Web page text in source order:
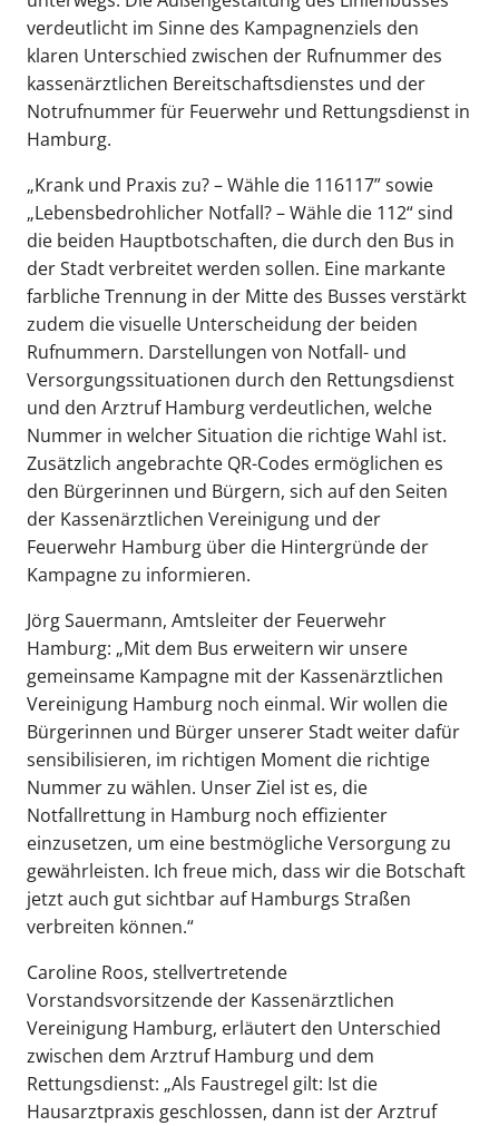
verdeutlicht im Sinne des Kampagnenziels den
klaren Unterschied zwischen der Rufnummer des
kassenärztlichen Bereitschaftsdienstes und der
Notrufnummer für Feuerwehr und Rettungsdienst in
Hamburg.
„Krank und Praxis zu? – Wähle die 116117” sowie
„Lebensbedrohlicher Notfall? – Wähle die 112“ sind
die beiden Hauptbotschaften, die durch den Bus in
der Stadt verbreitet werden sollen. Eine markante
farbliche Trennung in der Mitte des Busses verstärkt
zudem die visuelle Unterscheidung der beiden
Rufnummern. Darstellungen von Notfall- und
Versorgungssituationen durch den Rettungsdienst
und den Arztruf Hamburg verdeutlichen, welche
Nummer in welcher Situation die richtige Wahl ist.
Zusätzlich angebrachte QR-Codes ermöglichen es
den Bürgerinnen und Bürgern, sich auf den Seiten
der Kassenärztlichen Vereinigung und der
Feuerwehr Hamburg über die Hintergründe der
Kampagne zu informieren.
Jörg Sauermann, Amtsleiter der Feuerwehr
Hamburg: „Mit dem Bus erweitern wir unsere
gemeinsame Kampagne mit der Kassenärztlichen
Vereinigung Hamburg noch einmal. Wir wollen die
Bürgerinnen und Bürger unserer Stadt weiter dafür
sensibilisieren, im richtigen Moment die richtige
Nummer zu wählen. Unser Ziel ist es, die
Notfallrettung in Hamburg noch effizienter
einzusetzen, um eine bestmögliche Versorgung zu
gewährleisten. Ich freue mich, dass wir die Botschaft
jetzt auch gut sichtbar auf Hamburgs Straßen
verbreiten können.“
Caroline Roos, stellvertretende
Vorstandsvorsitzende der Kassenärztlichen
Vereinigung Hamburg, erläutert den Unterschied
zwischen dem Arztruf Hamburg und dem
Rettungsdienst: „Als Faustregel gilt: Ist die
Hausarztpraxis geschlossen, dann ist der Arztruf